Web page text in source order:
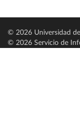
© 2026 Universidad de
© 2026 Servicio de